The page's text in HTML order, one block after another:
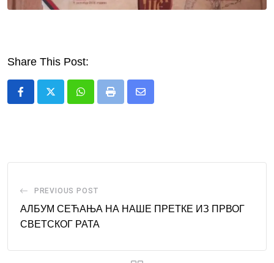
Share This Post:
WhatsappPrint
Share
PREVIOUS POST
АЛБУМ СЕЋАЊА НА НАШЕ ПРЕТКЕ ИЗ ПРВОГ
СВЕТСКОГ РАТА